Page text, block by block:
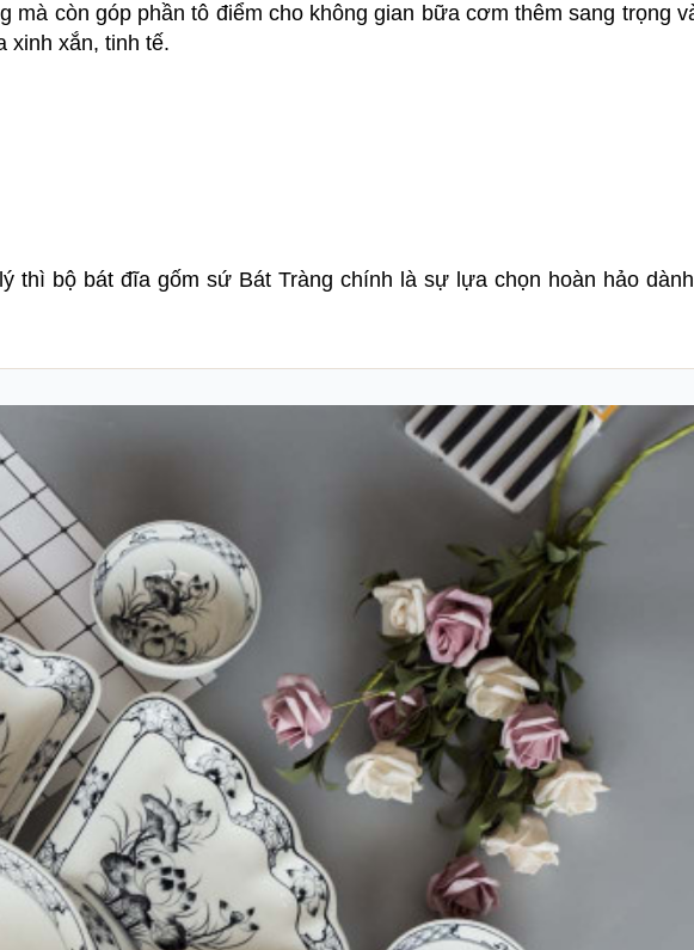
còn góp phần tô điểm cho không gian bữa cơm thêm sang trọng
xinh xắn, tinh tế.
thì bộ bát đĩa gốm sứ Bát Tràng chính là sự lựa chọn hoàn hảo